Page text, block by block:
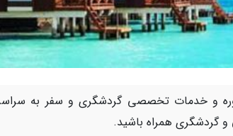
و خدمات تخصصی گردشگری و سفر به سراسر
گردشگری همراه باشید.